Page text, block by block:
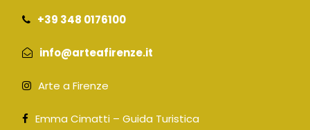
+39 348 0176100
info@arteafirenze.it
Arte a Firenze
Emma Cimatti – Guida Turistica